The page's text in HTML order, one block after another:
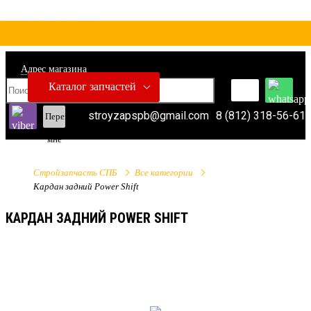
Адрес магазина
Перезвонить
мне
8 (812) 318-56-61
stroyzapspb@gmail.com
Каталог запчастей
Стройзапчасть СПБ
Все категории
Кардан задний Power Shift
КАРДАН ЗАДНИЙ POWER SHIFT